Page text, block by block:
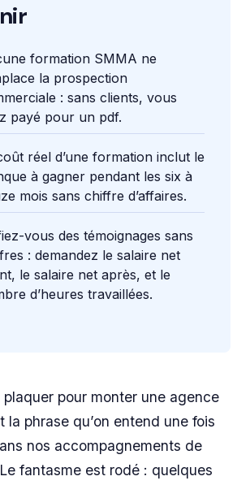
formation SMMA ne
la prospection
: sans clients, vous
payé pour un pdf.
réel d’une formation inclut le
à gagner pendant les six à
mois sans chiffre d’affaires.
vous des témoignages sans
: demandez le salaire net
le salaire net après, et le
d’heures travaillées.
pour monter une agence
la phrase qu’on entend une fois
nos accompagnements de
fantasme est rodé : quelques